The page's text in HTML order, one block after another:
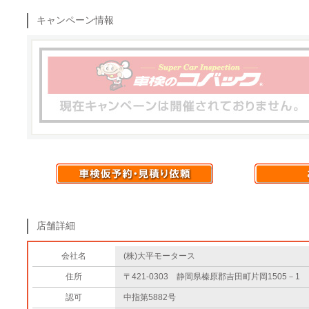
キャンペーン情報
店舗詳細
会社名 (株)大平モータース
住所 〒421-0303 静岡県榛原郡吉田町片岡1505－1
認可 中指第5882号